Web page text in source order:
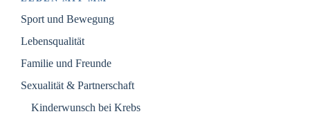
Sport und Bewegung
Lebensqualität
Familie und Freunde
Sexualität & Partnerschaft
Kinderwunsch bei Krebs